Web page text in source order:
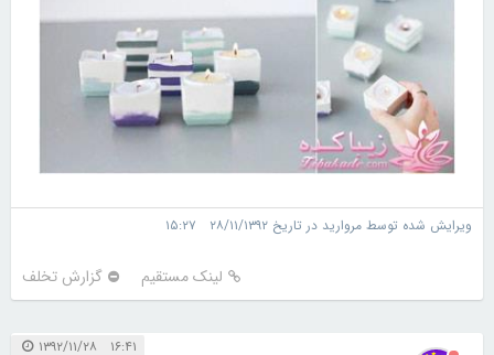
ویرایش شده توسط مروارید در تاریخ ۲۸/۱۱/۱۳۹۲ ۱۵:۲۷
لینک مستقیم گزارش تخلف
۱۶:۴۱ ۱۳۹۲/۱۱/۲۸